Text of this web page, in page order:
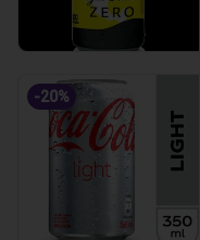
-20%